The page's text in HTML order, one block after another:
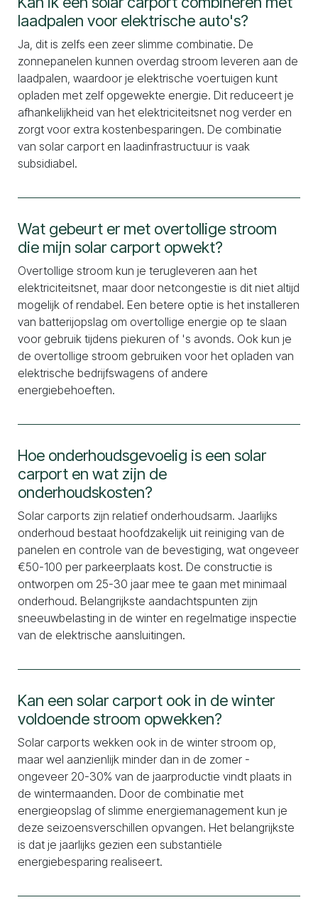
laadpalen voor elektrische auto's?
Ja, dit is zelfs een zeer slimme combinatie. De
zonnepanelen kunnen overdag stroom leveren aan de
laadpalen, waardoor je elektrische voertuigen kunt
opladen met zelf opgewekte energie. Dit reduceert je
afhankelijkheid van het elektriciteitsnet nog verder en
zorgt voor extra kostenbesparingen. De combinatie
van solar carport en laadinfrastructuur is vaak
subsidiabel.
Wat gebeurt er met overtollige stroom
die mijn solar carport opwekt?
Overtollige stroom kun je terugleveren aan het
elektriciteitsnet, maar door netcongestie is dit niet altijd
mogelijk of rendabel. Een betere optie is het installeren
van batterijopslag om overtollige energie op te slaan
voor gebruik tijdens piekuren of 's avonds. Ook kun je
de overtollige stroom gebruiken voor het opladen van
elektrische bedrijfswagens of andere
energiebehoeften.
Hoe onderhoudsgevoelig is een solar
carport en wat zijn de
onderhoudskosten?
Solar carports zijn relatief onderhoudsarm. Jaarlijks
onderhoud bestaat hoofdzakelijk uit reiniging van de
panelen en controle van de bevestiging, wat ongeveer
€50-100 per parkeerplaats kost. De constructie is
ontworpen om 25-30 jaar mee te gaan met minimaal
onderhoud. Belangrijkste aandachtspunten zijn
sneeuwbelasting in de winter en regelmatige inspectie
van de elektrische aansluitingen.
Kan een solar carport ook in de winter
voldoende stroom opwekken?
Solar carports wekken ook in de winter stroom op,
maar wel aanzienlijk minder dan in de zomer -
ongeveer 20-30% van de jaarproductie vindt plaats in
de wintermaanden. Door de combinatie met
energieopslag of slimme energiemanagement kun je
deze seizoensverschillen opvangen. Het belangrijkste
is dat je jaarlijks gezien een substantiële
energiebesparing realiseert.